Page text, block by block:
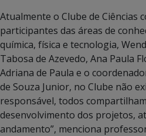
Atualmente o Clube de Ciências
participantes das áreas de
química, física e tecnologia,
Tabosa de Azevedo, Ana Paula
Adriana de Paula e o
de Souza Junior, no Clube não
responsável, todos
desenvolvimento dos projetos,
andamento”, menciona